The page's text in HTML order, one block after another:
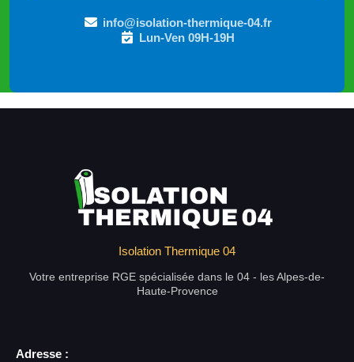
info@isolation-thermique-04.fr
Lun-Ven 09H-19H
Isolation Thermique 04
Votre entreprise RGE spécialisée dans le 04 - les Alpes-de-
Haute-Provence
Adresse :